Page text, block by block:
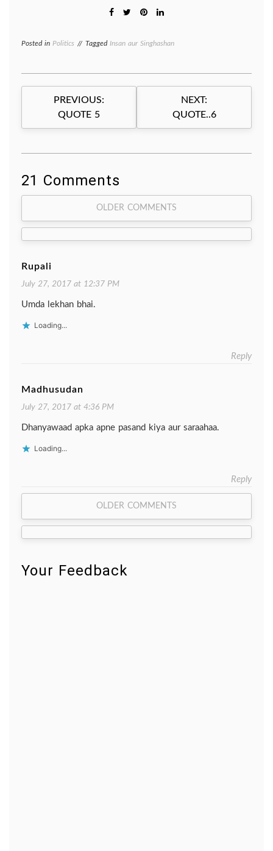
Posted in Politics Tagged Insan aur Singhashan
Post
navigation
PREVIOUS:
QUOTE 5
NEXT:
QUOTE..6
21 Comments
Comment
navigation
OLDER COMMENTS
Rupali
July 27, 2017 at 12:37 PM
Umda lekhan bhai.
Loading...
Reply
Madhusudan
July 27, 2017 at 4:36 PM
Dhanyawaad apka apne pasand kiya aur saraahaa.
Loading...
Reply
Comment
navigation
OLDER COMMENTS
Your Feedback